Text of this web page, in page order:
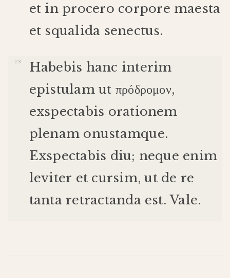
et in procero corpore maesta
et squalida senectus.
Habebis hanc interim
epistulam ut πρόδρομον,
exspectabis orationem
plenam onustamque.
Exspectabis diu; neque enim
leviter et cursim,ut de re
tanta retractanda est.Vale.